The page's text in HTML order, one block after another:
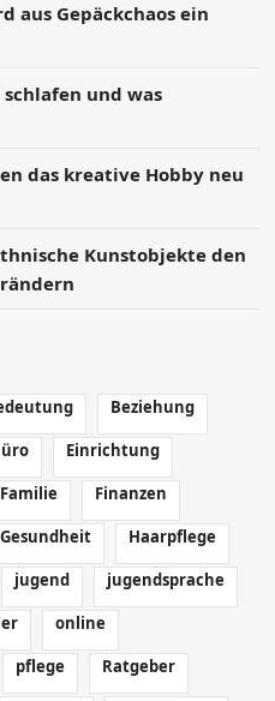
aus Gepäckchaos ein
und was
das kreative Hobby neu
Kunstobjekte den
Beziehung
Einrichtung
Familie
Finanzen
Gesundheit
Haarpflege
jugend
jugendsprache
online
pflege
Ratgeber